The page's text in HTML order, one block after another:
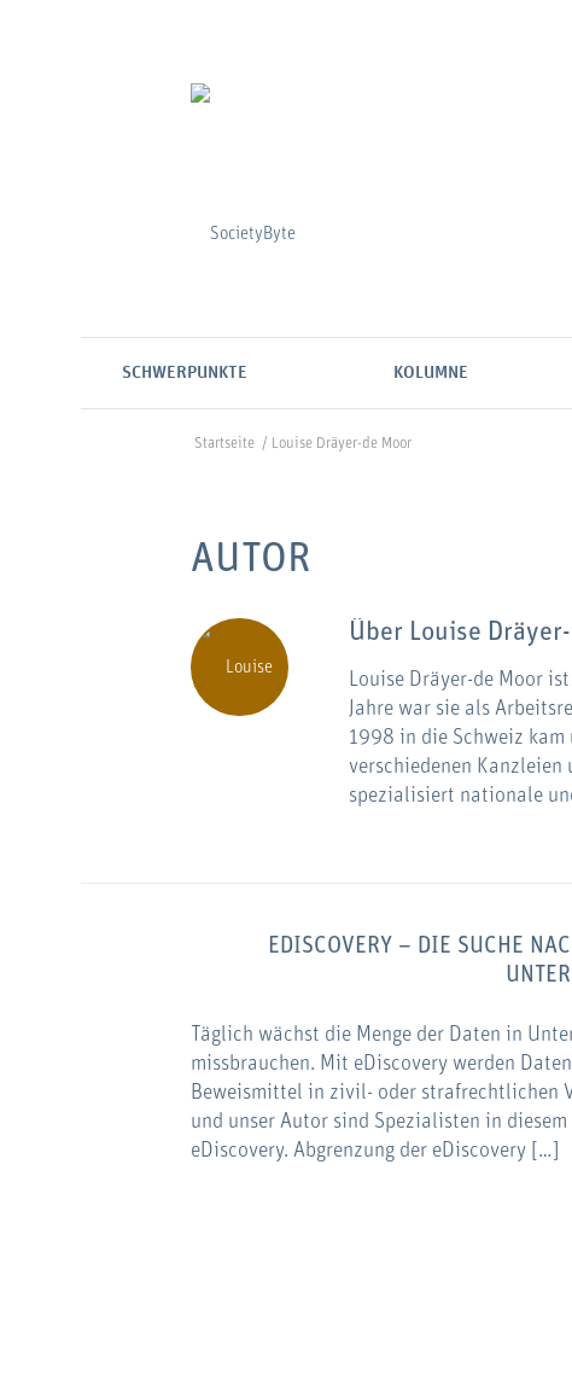
SCHWERPUNKTE KOLUMNE
Startseite / Louise Dräyer-de Moor
AUTOR
Über Louise
Louise Dräyer-de Moor
Jahre war sie als
1998 in die Schweiz kam
verschiedenen
spezialisiert nationale
EDISCOVERY – DIE SUCHE
Täglich wächst die Menge der Daten in
missbrauchen. Mit eDiscovery werden
Beweismittel in zivil- oder strafrechtlichen
und unser Autor sind Spezialisten in
eDiscovery. Abgrenzung der eDiscovery […]